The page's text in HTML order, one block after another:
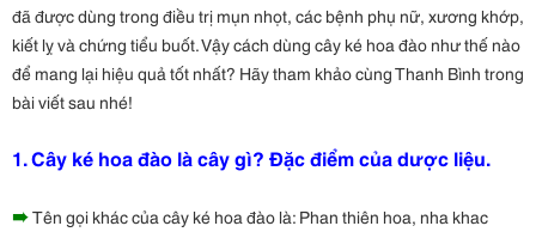
đã được dùng trong điều trị mụn nhọt, các bệnh phụ nữ, xương khớp,
kiết lỵ và chứng tiểu buốt. Vậy cách dùng cây ké hoa đào như thế nào
để mang lại hiệu quả tốt nhất? Hãy tham khảo cùng Thanh Bình trong
bài viết sau nhé!
1. Cây ké hoa đào là cây gì? Đặc điểm của dược liệu.
➠Tên gọi khác của cây ké hoa đào là: Phan thiên hoa, nha khac